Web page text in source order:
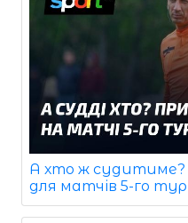
А хто ж судитиме?
для матчів 5-го